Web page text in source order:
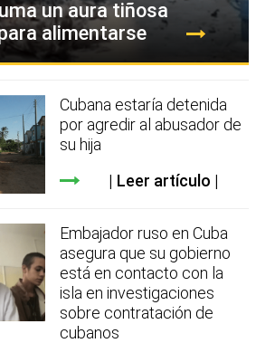
un aura tiñosa
alimentarse
Cubana estaría detenida
por agredir al abusador de
su hija
Leer artículo
Embajador ruso en Cuba
asegura que su gobierno
está en contacto con la
isla en investigaciones
sobre contratación de
cubanos